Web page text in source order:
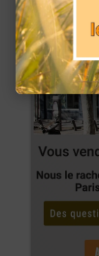
des foires
souvenir.